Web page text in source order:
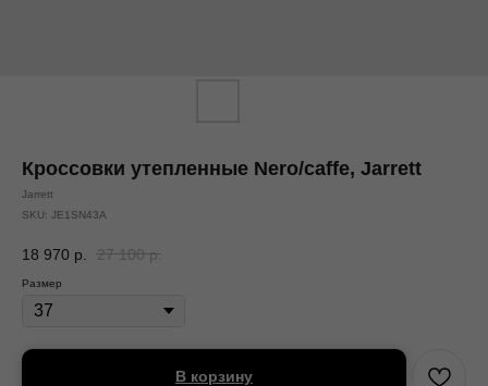
Кроссовки утепленные Nero/caffe, Jarrett
Jarrett
SKU: JE1SN43A
18 970 р. 27 100 р.
Размер
В корзину